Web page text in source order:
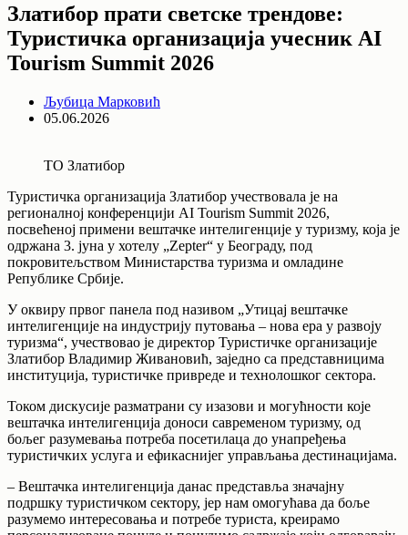
Златибор прати светске трендове:
Туристичка организација учесник AI
Tourism Summit 2026
Љубица Марковић
05.06.2026
ТО Златибор
Туристичка организација Златибор учествовала је на
регионалној конференцији AI Tourism Summit 2026,
посвећеној примени вештачке интелигенције у туризму, која је
одржана 3. јуна у хотелу „Zepter“ у Београду, под
покровитељством Министарства туризма и омладине
Републике Србије.
У оквиру првог панела под називом „Утицај вештачке
интелигенције на индустрију путовања – нова ера у развоју
туризма“, учествовао је директор Туристичке организације
Златибор Владимир Живановић, заједно са представницима
институција, туристичке привреде и технолошког сектора.
Током дискусије разматрани су изазови и могућности које
вештачка интелигенција доноси савременом туризму, од
бољег разумевања потреба посетилаца до унапређења
туристичких услуга и ефикаснијег управљања дестинацијама.
– Вештачка интелигенција данас представља значајну
подршку туристичком сектору, јер нам омогућава да боље
разумемо интересовања и потребе туриста, креирамо